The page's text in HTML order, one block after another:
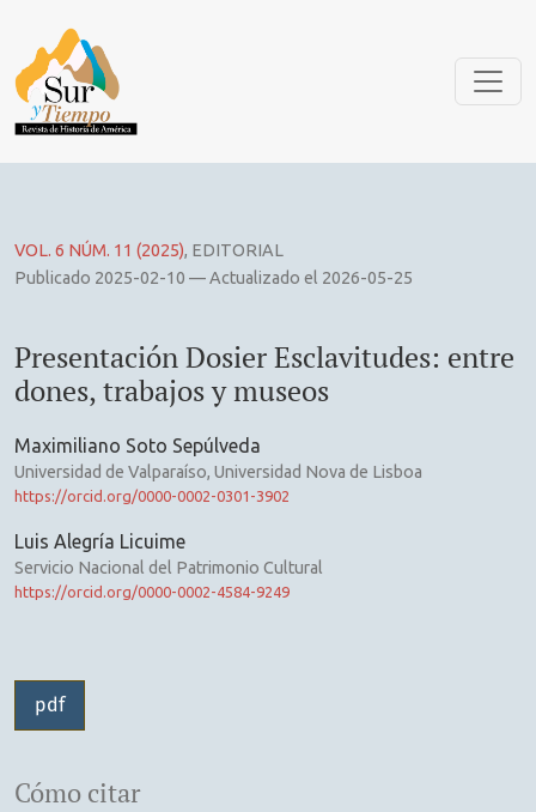
VOL. 6 NÚM. 11 (2025), EDITORIAL
Presentación Dosier Esclavitudes: entre
dones, trabajos y museos
Publicado 2025-02-10 — Actualizado el 2026-05-25
Maximiliano Soto Sepúlveda
Universidad de Valparaíso, Universidad Nova de Lisboa
https://orcid.org/0000-0002-0301-3902
Luis Alegría Licuime
Servicio Nacional del Patrimonio Cultural
https://orcid.org/0000-0002-4584-9249
pdf
Cómo citar